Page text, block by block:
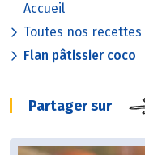
Accueil
Toutes nos recettes
Flan pâtissier coco
Partager sur